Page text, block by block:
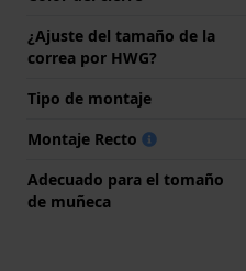
¿Ajuste del tamaño de la
correa por HWG?
Tipo de montaje
Montaje Recto
Adecuado para el tomaño
de muñeca